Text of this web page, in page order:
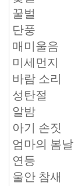
꿀벌
단풍
매미울음
미세먼지
바람 소리
성탄절
알밤
아기 손짓
엄마의 봄날
연등
울안 참새